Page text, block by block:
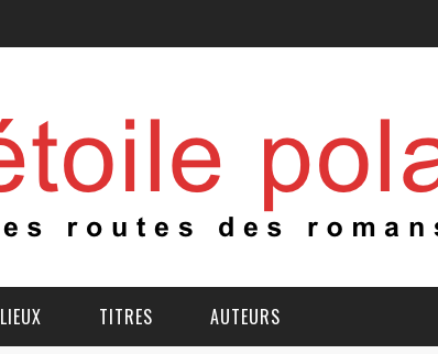
LIEUX TITRES AUTEURS